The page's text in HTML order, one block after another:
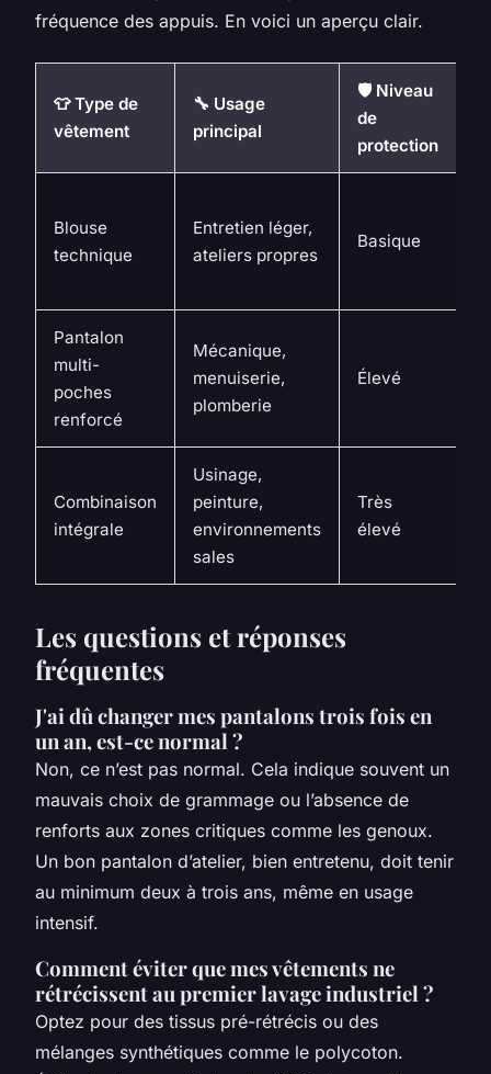
fréquence des appuis. En voici un aperçu clair.
👕 Type de
vêtement
🔧 Usage
principal
🛡️ Niveau
de
protection
Blouse
technique
Entretien léger,
ateliers propres
Basique
Pantalon
multi-
poches
renforcé
Mécanique,
menuiserie,
plomberie
Élevé
Combinaison
intégrale
Usinage,
peinture,
environnements
sales
Très
élevé
Les questions et réponses
fréquentes
J'ai dû changer mes pantalons trois fois en
un an, est-ce normal ?
Non, ce n’est pas normal. Cela indique souvent un
mauvais choix de grammage ou l’absence de
renforts aux zones critiques comme les genoux.
Un bon pantalon d’atelier, bien entretenu, doit tenir
au minimum deux à trois ans, même en usage
intensif.
Comment éviter que mes vêtements ne
rétrécissent au premier lavage industriel ?
Optez pour des tissus pré-rétrécis ou des
mélanges synthétiques comme le polycoton.